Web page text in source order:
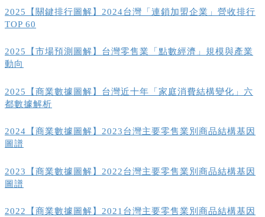
2025【關鍵排行圖解】2024台灣「連鎖加盟企業」營收排行
TOP 60
2025【市場預測圖解】台灣零售業「點數經濟」規模與產業
動向
2025【商業數據圖解】台灣近十年「家庭消費結構變化」六
都數據解析
2024【商業數據圖解】2023台灣主要零售業別商品結構基因
圖譜
2023【商業數據圖解】2022台灣主要零售業別商品結構基因
圖譜
2022【商業數據圖解】2021台灣主要零售業別商品結構基因